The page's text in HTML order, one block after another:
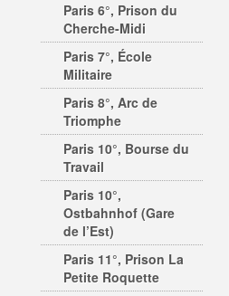
Paris 6°, Prison du
Cherche-Midi
Paris 7°, École
Militaire
Paris 8°, Arc de
Triomphe
Paris 10°, Bourse du
Travail
Paris 10°,
Ostbahnhof (Gare
de l’Est)
Paris 11°, Prison La
Petite Roquette